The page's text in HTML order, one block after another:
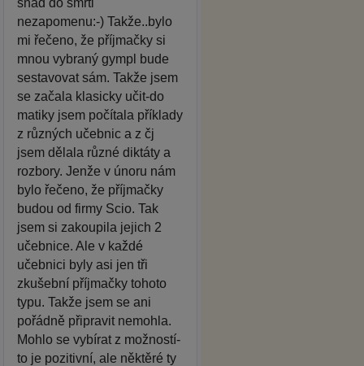
snad do smrti
nezapomenu:-) Takže..bylo
mi řečeno, že příjmačky si
mnou vybraný gympl bude
sestavovat sám. Takže jsem
se začala klasicky učit-do
matiky jsem počítala příklady
z různých učebnic a z čj
jsem dělala různé diktáty a
rozbory. Jenže v únoru nám
bylo řečeno, že příjmačky
budou od firmy Scio. Tak
jsem si zakoupila jejich 2
učebnice. Ale v každé
učebnici byly asi jen tři
zkušební příjmačky tohoto
typu. Takže jsem se ani
pořádně připravit nemohla.
Mohlo se vybírat z možností-
to je pozitivní, ale něktěré ty